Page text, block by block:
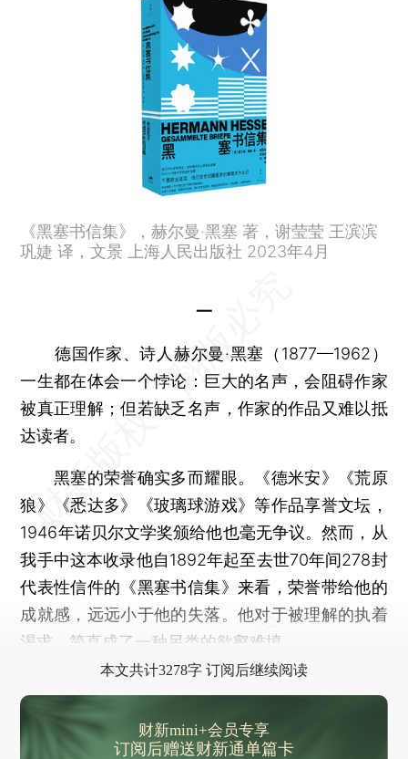
《黑塞书信集》，赫尔曼·黑塞 著，谢莹莹 王滨滨
巩婕 译，文景 上海人民出版社 2023年4月
一
德国作家、诗人赫尔曼·黑塞（1877—1962）
一生都在体会一个悖论：巨大的名声，会阻碍作家
被真正理解；但若缺乏名声，作家的作品又难以抵
达读者。
黑塞的荣誉确实多而耀眼。《德米安》《荒原
狼》《悉达多》《玻璃球游戏》等作品享誉文坛，
1946年诺贝尔文学奖颁给他也毫无争议。然而，从
我手中这本收录他自1892年起至去世70年间278封
代表性信件的《黑塞书信集》来看，荣誉带给他的
成就感，远远小于他的失落。他对于被理解的执着
渴求，简直成了一种另类的欲壑难填。
本文共计3278字 订阅后继续阅读
财新mini+会员专享
订阅后赠送财新通单篇卡